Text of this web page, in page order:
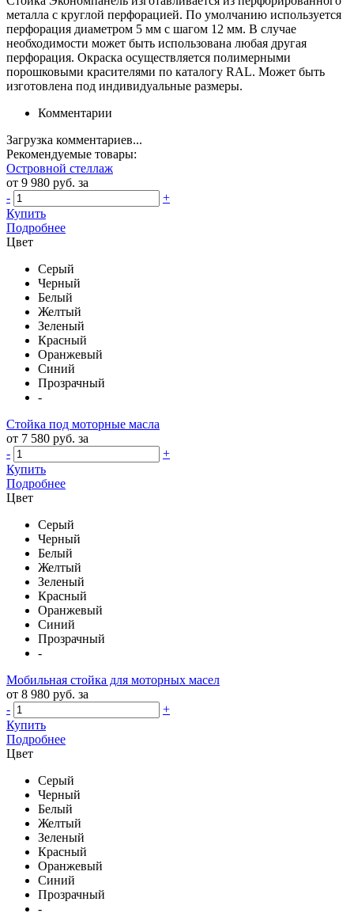
металла с круглой перфорацией. По умолчанию используется
перфорация диаметром 5 мм с шагом 12 мм. В случае
необходимости может быть использована любая другая
перфорация. Окраска осуществляется полимерными
порошковыми красителями по каталогу RAL. Может быть
изготовлена под индивидуальные размеры.
Комментарии
Загрузка комментариев...
Рекомендуемые товары:
Островной стеллаж
от 9 980 руб. за
-
+
Купить
Подробнее
Цвет
Серый
Черный
Белый
Желтый
Зеленый
Красный
Оранжевый
Синий
Прозрачный
-
Стойка под моторные масла
от 7 580 руб. за
-
+
Купить
Подробнее
Цвет
Серый
Черный
Белый
Желтый
Зеленый
Красный
Оранжевый
Синий
Прозрачный
-
Мобильная стойка для моторных масел
от 8 980 руб. за
-
+
Купить
Подробнее
Цвет
Серый
Черный
Белый
Желтый
Зеленый
Красный
Оранжевый
Синий
Прозрачный
-